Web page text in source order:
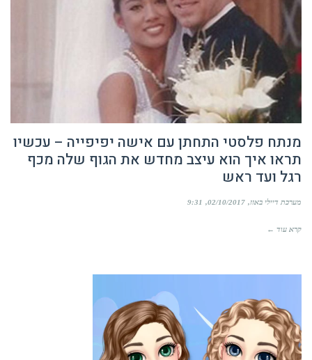
מנתח פלסטי התחתן עם אישה יפיפייה – עכשיו
תראו איך הוא עיצב מחדש את הגוף שלה מכף
רגל ועד ראש
מערכת דיילי באזז 02/10/2017
9:31
קרא עוד ←